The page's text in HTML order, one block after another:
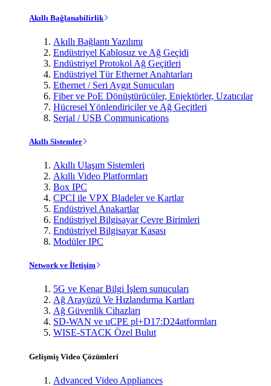
Akıllı Bağlanabilirlik
Akıllı Bağlantı Yazılımı
Endüstriyel Kablosuz ve Ağ Geçidi
Endüstriyel Protokol Ağ Geçitleri
Endüstriyel Tür Ethernet Anahtarları
Ethernet / Seri Aygıt Sunucuları
Fiber ve PoE Dönüştürücüler, Enjektörler, Uzatıcılar
Hücresel Yönlendiriciler ve Ağ Geçitleri
Serial / USB Communications
Akıllı Sistemler
Akıllı Ulaşım Sistemleri
Akıllı Video Platformları
Box IPC
CPCI ile VPX Bladeler ve Kartlar
Endüstriyel Anakartlar
Endüstriyel Bilgisayar Çevre Birimleri
Endüstriyel Bilgisayar Kasası
Modüler IPC
Network ve İletişim
5G ve Kenar Bilgi İşlem sunucuları
Ağ Arayüzü Ve Hızlandırma Kartları
Ağ Güvenlik Cihazları
SD-WAN ve uCPE pl+D17:D24atformları
WISE-STACK Özel Bulut
Gelişmiş Video Çözümleri
Advanced Video Appliances